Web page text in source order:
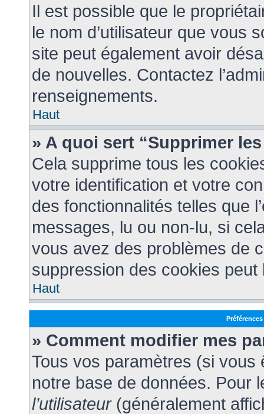
Il est possible que le
le nom d’utilisateur que vous
site peut également avoir
de nouvelles. Contactez
renseignements.
Haut
» A quoi sert “Supprimer
Cela supprime tous les
votre identification et votre
des fonctionnalités telles que
messages, lu ou non-lu, si
vous avez des problèmes de
suppression des cookies peut
Haut
» Comment modifier mes
Tous vos paramètres (si
notre base de données. Pour
l’utilisateur(généralement